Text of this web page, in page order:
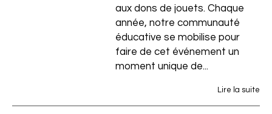
aux dons de jouets. Chaque
année, notre communauté
éducative se mobilise pour
faire de cet événement un
moment unique de...
Lire la suite